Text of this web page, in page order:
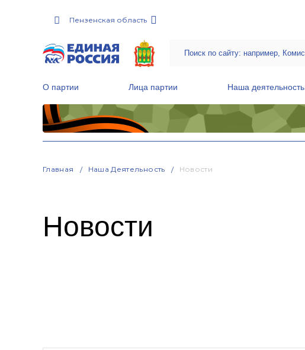
Пензенская область
О партии Лица партии Наша деятельность
Главная Наша Деятельность Новости
Новости